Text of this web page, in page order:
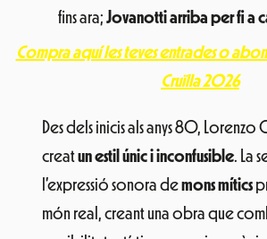
fins ara; Jovanotti arriba per fi a
Compra aquí les teves entrades o
Cruïlla 2026
Des dels inicis als anys 80, Lorenzo
creatun estil únic i inconfusible. La
l’expressió sonora demons mítics
món real, creant una obra que